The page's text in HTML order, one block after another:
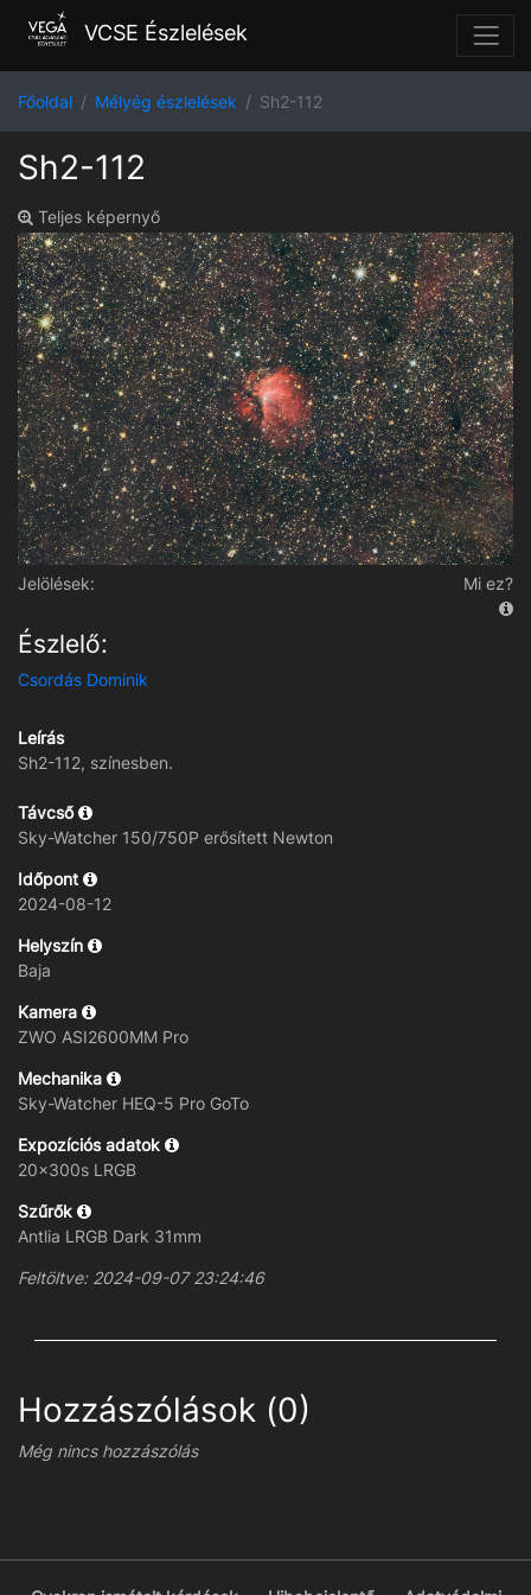
VCSE Észlelések
Főoldal Mélyég észlelések Sh2-112
Sh2-112
Teljes képernyő
Jelölések: Mi ez?
Észlelő:
Csordás Dominik
Leírás
Sh2-112, színesben.
Távcső
Sky-Watcher 150/750P erősített Newton
Időpont
2024-08-12
Helyszín
Baja
Kamera
ZWO ASI2600MM Pro
Mechanika
Sky-Watcher HEQ-5 Pro GoTo
Expozíciós adatok
20x300s LRGB
Szűrők
Antlia LRGB Dark 31mm
Feltöltve: 2024-09-07 23:24:46
Hozzászólások (0)
Még nincs hozzászólás